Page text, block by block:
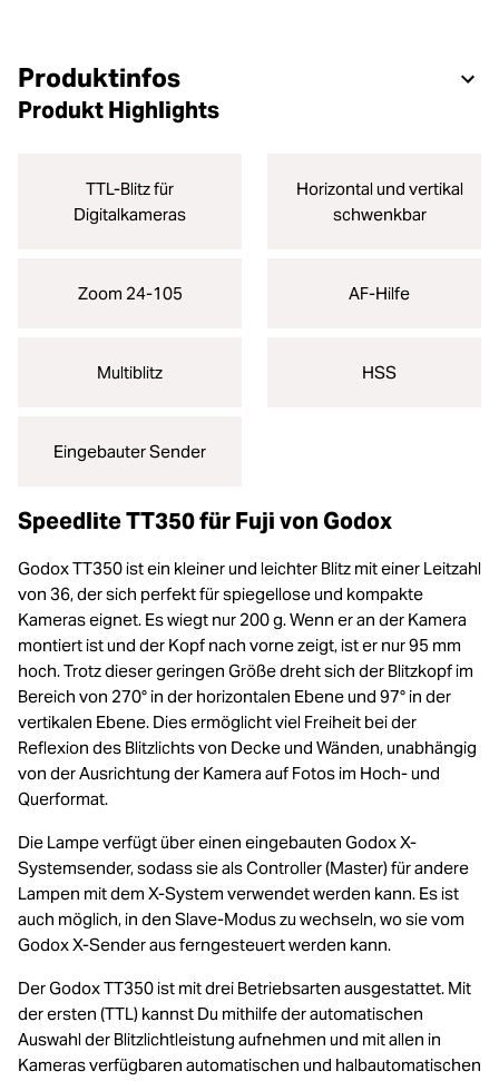
Produktinfos
Produkt Highlights
TTL-Blitz für
Digitalkameras
Horizontal und vertikal
schwenkbar
Zoom 24-105 AF-Hilfe
Multiblitz HSS
Eingebauter Sender
Speedlite TT350 für Fuji von Godox
Godox TT350 ist ein kleiner und leichter Blitz mit einer Leitzahl
von 36, der sich perfekt für spiegellose und kompakte
Kameras eignet. Es wiegt nur 200 g. Wenn er an der Kamera
montiert ist und der Kopf nach vorne zeigt, ist er nur 95 mm
hoch. Trotz dieser geringen Größe dreht sich der Blitzkopf im
Bereich von 270° in der horizontalen Ebene und 97° in der
vertikalen Ebene. Dies ermöglicht viel Freiheit bei der
Reflexion des Blitzlichts von Decke und Wänden, unabhängig
von der Ausrichtung der Kamera auf Fotos im Hoch- und
Querformat.
Die Lampe verfügt über einen eingebauten Godox X-
Systemsender, sodass sie als Controller (Master) für andere
Lampen mit dem X-System verwendet werden kann. Es ist
auch möglich, in den Slave-Modus zu wechseln, wo sie vom
Godox X-Sender aus ferngesteuert werden kann.
Der Godox TT350 ist mit drei Betriebsarten ausgestattet. Mit
der ersten (TTL) kannst Du mithilfe der automatischen
Auswahl der Blitzlichtleistung aufnehmen und mit allen in
Kameras verfügbaren automatischen und halbautomatischen